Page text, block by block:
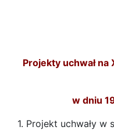
Projekty uchwał na
w dniu
1. Projekt uchwały